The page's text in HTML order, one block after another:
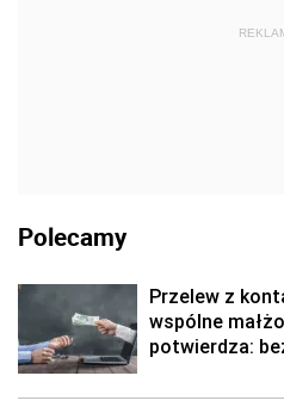
Polecamy
Przelew z
wspólne
potwierdza: